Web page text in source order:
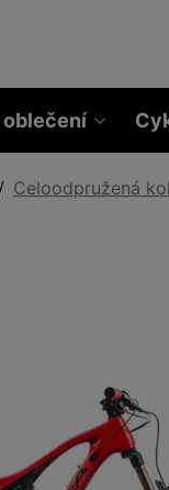
Celoodpružená